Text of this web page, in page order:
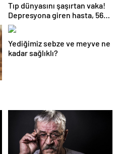
Tıp dünyasını şaşırtan vaka!
Depresyona giren hasta, 56
gün boyunca kesintisiz uyudu
Yediğimiz sebze ve meyve ne
kadar sağlıklı?